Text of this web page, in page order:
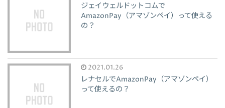
ジェイウェルドットコムで
AmazonPay（アマゾンペイ）って使える
の？
2021.01.26
レナセルでAmazonPay（アマゾンペイ）
って使えるの？